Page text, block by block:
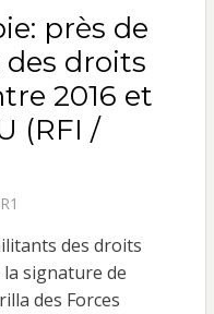
près de
droits
2016 et
(RFI /
des droits
signature de
des Forces